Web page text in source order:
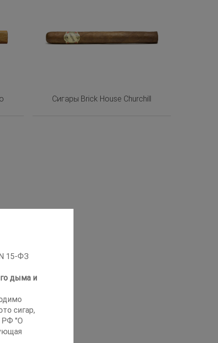
Сигары Brick House Churchill
15-ФЗ
дыма и
сигар,
РФ "О